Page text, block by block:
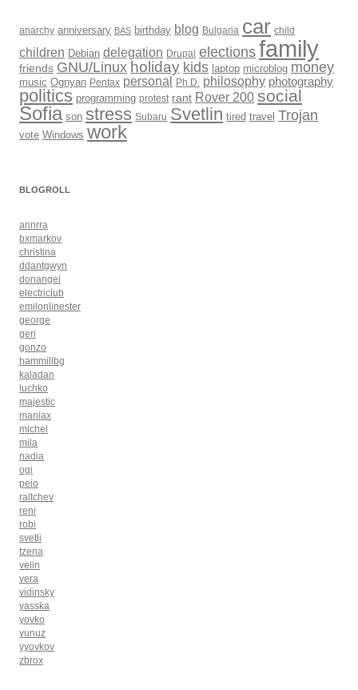
anarchy anniversary BAS birthday blog Bulgaria car child
children Debian delegation Drupal elections family
friends GNU/Linux holiday kids laptop microblog money
music Ognyan Pentax personal Ph.D. philosophy photography
politics programming protest rant Rover 200 social
Sofia son stress Subaru Svetlin tired travel Trojan
vote Windows work
BLOGROLL
annrra
bxmarkov
christina
ddantgwyn
donangel
electriclub
emilonlinester
george
geri
gonzo
hammillbg
kaladan
luchko
majestic
maniax
michel
mila
nadia
ogi
peio
raltchev
reni
robi
svetli
tzena
velin
vera
vidinsky
yasska
yovko
yunuz
yyovkov
zbrox